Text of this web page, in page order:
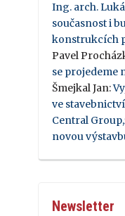
Ing. arch.
současnost i
konstrukcích
Pavel
se projedeme
Šmejkal Jan:
ve
Central
novou
Newsletter